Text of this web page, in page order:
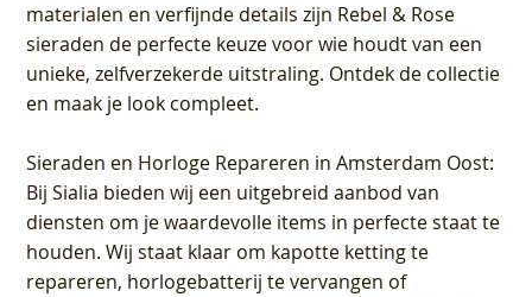
materialen en verfijnde details zijn Rebel & Rose
sieraden de perfecte keuze voor wie houdt van een
unieke, zelfverzekerde uitstraling. Ontdek de collectie
en maak je look compleet.
Sieraden en Horloge Repareren in Amsterdam Oost:
Bij Sialia bieden wij een uitgebreid aanbod van
diensten om je waardevolle items in perfecte staat te
houden. Wij staat klaar om kapotte ketting te
repareren, horlogebatterij te vervangen of